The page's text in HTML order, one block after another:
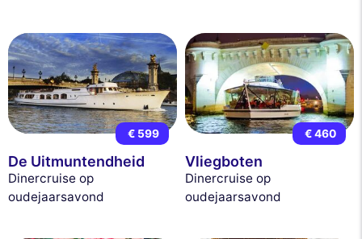
€ 599
De Uitmuntendheid
Dinercruise op
oudejaarsavond
€ 460
Vliegboten
Dinercruise op
oudejaarsavond